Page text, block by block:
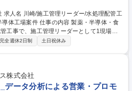
内容 製薬・半導体・食
工事で、施工管理リーダーとして1現場の
社への指示、現場運営を担当します。 ■水
■現場課題の把握、上長・関係者への報
連携した改善対応 募集職種 川崎/
工事の現場主担当候補/製薬・半導体工場案
完全週休2日制 土日祝休み
株式会社
データ分析による営業・プロモ